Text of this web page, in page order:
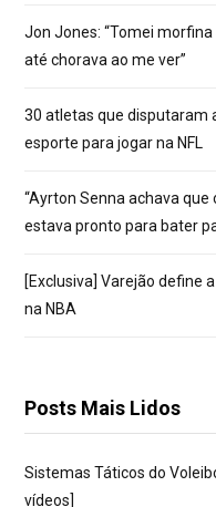
Jon Jones: “Tomei morfina
até chorava ao me ver”
30 atletas que disputaram
esporte para jogar na NFL
“Ayrton Senna achava
estava pronto para bater
[Exclusiva] Varejão define
na NBA
Posts Mais Lidos
Sistemas Táticos do
vídeos]